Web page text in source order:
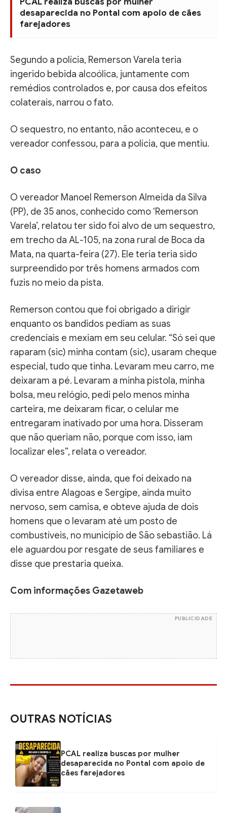
desaparecida no Pontal com apoio de cães
farejadores
Segundo a polícia, Remerson Varela teria
ingerido bebida alcoólica, juntamente com
remédios controlados e, por causa dos efeitos
colaterais, narrou o fato.
O sequestro, no entanto, não aconteceu, e o
vereador confessou, para a polícia, que mentiu.
O caso
O vereador Manoel Remerson Almeida da Silva
(PP), de 35 anos, conhecido como ‘Remerson
Varela’, relatou ter sido foi alvo de um sequestro,
em trecho da AL-105, na zona rural de Boca da
Mata, na quarta-feira (27). Ele teria teria sido
surpreendido por três homens armados com
fuzis no meio da pista.
Remerson contou que foi obrigado a dirigir
enquanto os bandidos pediam as suas
credenciais e mexiam em seu celular. “Só sei que
raparam (sic) minha contam (sic), usaram cheque
especial, tudo que tinha. Levaram meu carro, me
deixaram a pé. Levaram a minha pistola, minha
bolsa, meu relógio, pedi pelo menos minha
carteira, me deixaram ficar, o celular me
entregaram inativado por uma hora. Disseram
que não queriam não, porque com isso, iam
localizar eles”, relata o vereador.
O vereador disse, ainda, que foi deixado na
divisa entre Alagoas e Sergipe, ainda muito
nervoso, sem camisa, e obteve ajuda de dois
homens que o levaram até um posto de
combustíveis, no município de São sebastião. Lá
ele aguardou por resgate de seus familiares e
disse que prestaria queixa.
Com informações Gazetaweb
PUBLICIDADE
OUTRAS NOTÍCIAS
PCAL realiza buscas por mulher
desaparecida no Pontal com apoio de
cães farejadores